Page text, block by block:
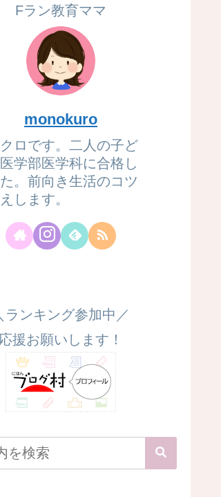
Fラン教育ママ
monokuro
ロです。二人の子ど
学部医学科に合格し
。前向き生活のコツ
します。
ランキング参加中／
応援お願いします！